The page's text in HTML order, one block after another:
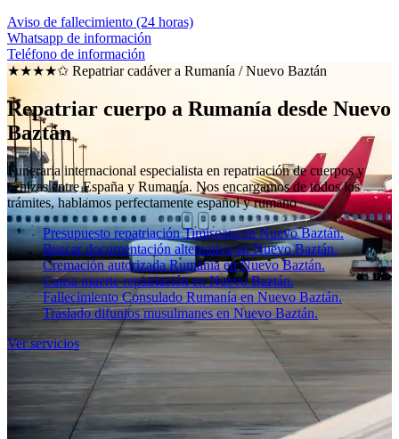
Aviso de fallecimiento (24 horas)
Whatsapp de información
Teléfono de información
★★★★✩ Repatriar cadáver a Rumanía /Nuevo Baztán
Repatriar cuerpo a Rumanía desde Nuevo
Baztán
Funeraria internacional especialista en repatriación de cuerpos y
cenizas entre España y Rumanía. Nos encargamos de todos los
trámites, hablamos perfectamente español y rumano
Presupuesto repatriación Timișoara en Nuevo Baztán.
Buscar documentación alternativa en Nuevo Baztán.
Cremación autorizada Rumania en Nuevo Baztán.
Causa muerte repatriación en Nuevo Baztán.
Fallecimiento Consulado Rumanía en Nuevo Baztán.
Traslado difuntos musulmanes en Nuevo Baztán.
Ver servicios